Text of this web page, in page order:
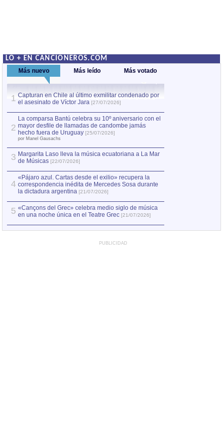
LO + EN CANCIONEROS.COM
Más nuevo Más leído Más votado
1 Capturan en Chile al último exmilitar condenado por
el asesinato de Víctor Jara [27/07/2026]
2
La comparsa Bantú celebra su 10º aniversario con el
mayor desfile de llamadas de candombe jamás
hecho fuera de Uruguay [25/07/2026]
por Manel Gausachs
3 Margarita Laso lleva la música ecuatoriana a La Mar
de Músicas [22/07/2026]
4
«Pájaro azul. Cartas desde el exilio» recupera la
correspondencia inédita de Mercedes Sosa durante
la dictadura argentina [21/07/2026]
5 «Cançons del Grec» celebra medio siglo de música
en una noche única en el Teatre Grec [21/07/2026]
PUBLICIDAD